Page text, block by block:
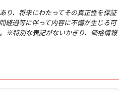
り、将来にわたってその真正性を保証
経過等に伴って内容に不備が生じる可
※特別な表記がないかぎり、価格情報